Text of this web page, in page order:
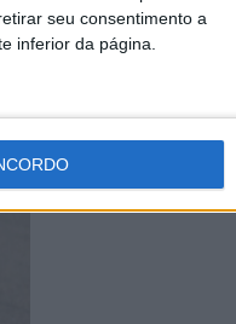
seu consentimento a
inferior da página.